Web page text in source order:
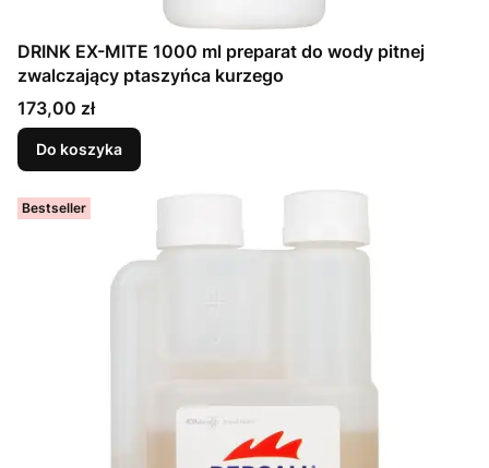
DRINK EX-MITE 1000 ml preparat do wody pitnej
zwalczający ptaszyńca kurzego
Cena
173,00 zł
Do koszyka
Bestseller